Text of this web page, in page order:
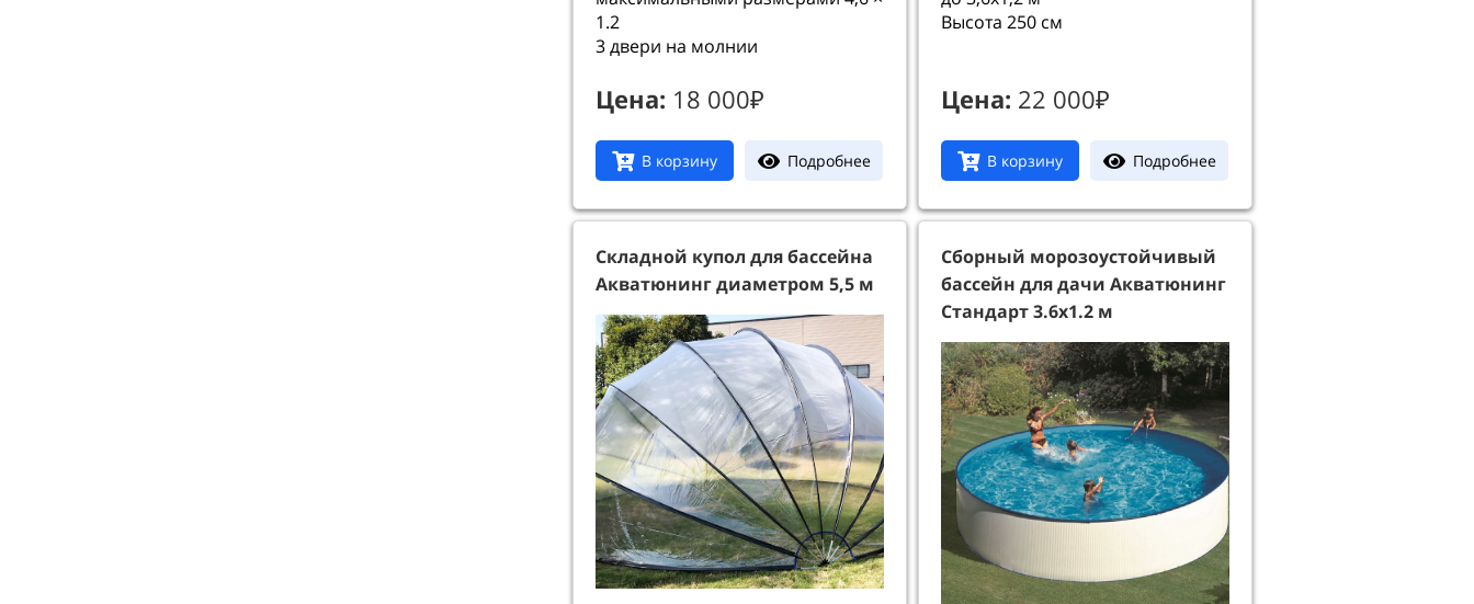
1.2
3 двери на молнии
Цена: 18 000₽
В корзину Подробнее
Высота 250 см
Цена: 22 000₽
В корзину Подробнее
Складной купол для бассейна
Акватюнинг диаметром 5,5 м
Сборный морозоустойчивый
бассейн для дачи Акватюнинг
Стандарт 3.6х1.2 м